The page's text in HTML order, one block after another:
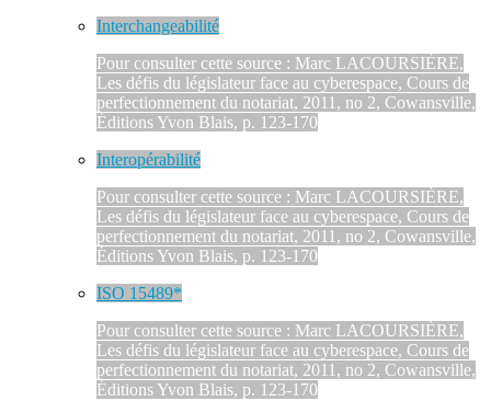
Interchangeabilité
Pour consulter cette source : Marc LACOURSIÈRE,
Les défis du législateur face au cyberespace, Cours de
perfectionnement du notariat, 2011, no 2, Cowansville,
Éditions Yvon Blais, p. 123-170
Interopérabilité
Pour consulter cette source : Marc LACOURSIÈRE,
Les défis du législateur face au cyberespace, Cours de
perfectionnement du notariat, 2011, no 2, Cowansville,
Éditions Yvon Blais, p. 123-170
ISO 15489*
Pour consulter cette source : Marc LACOURSIÈRE,
Les défis du législateur face au cyberespace, Cours de
perfectionnement du notariat, 2011, no 2, Cowansville,
Éditions Yvon Blais, p. 123-170